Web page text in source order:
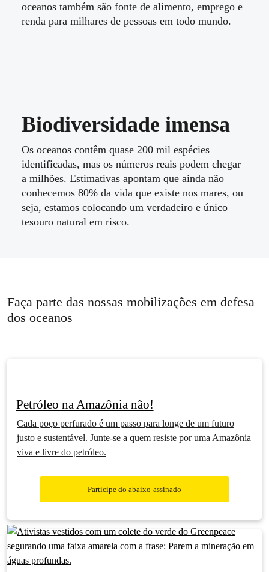
oceanos também são fonte de alimento, emprego e
renda para milhares de pessoas em todo mundo.
Biodiversidade imensa
Os oceanos contêm quase 200 mil espécies
identificadas, mas os números reais podem chegar
a milhões. Estimativas apontam que ainda não
conhecemos 80% da vida que existe nos mares, ou
seja, estamos colocando um verdadeiro e único
tesouro natural em risco.
Faça parte das nossas mobilizações em defesa
dos oceanos
Petróleo na Amazônia não!
Cada poço perfurado é um passo para longe de um futuro
justo e sustentável. Junte-se a quem resiste por uma Amazônia
viva e livre do petróleo.
Participe do abaixo-assinado